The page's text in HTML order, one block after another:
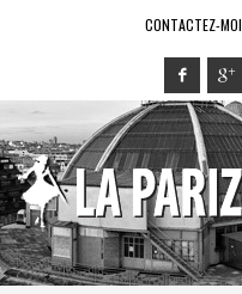
CONTACTEZ-MOI